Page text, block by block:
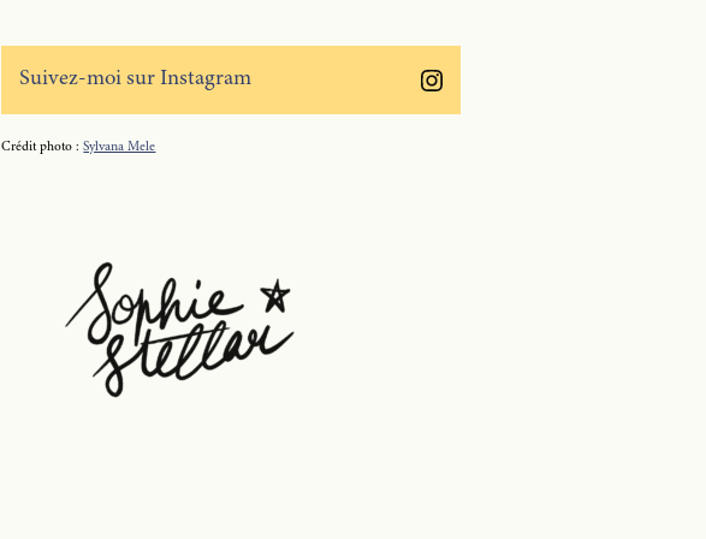
Suivez-moi sur Instagram
Crédit photo :Sylvana Mele